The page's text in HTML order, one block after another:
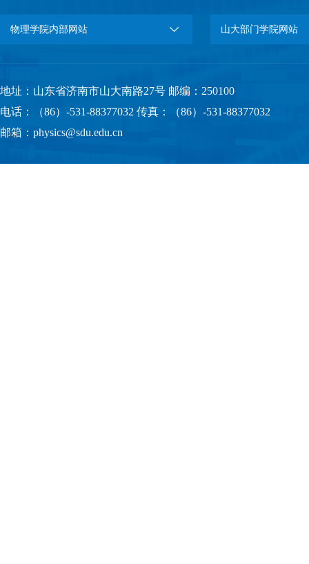
物理学院内部网站 山大部门学院网站
地址：山东省济南市山大南路27号 邮编：250100
电话：（86）-531-88377032 传真：（86）-531-88377032
邮箱：physics@sdu.edu.cn